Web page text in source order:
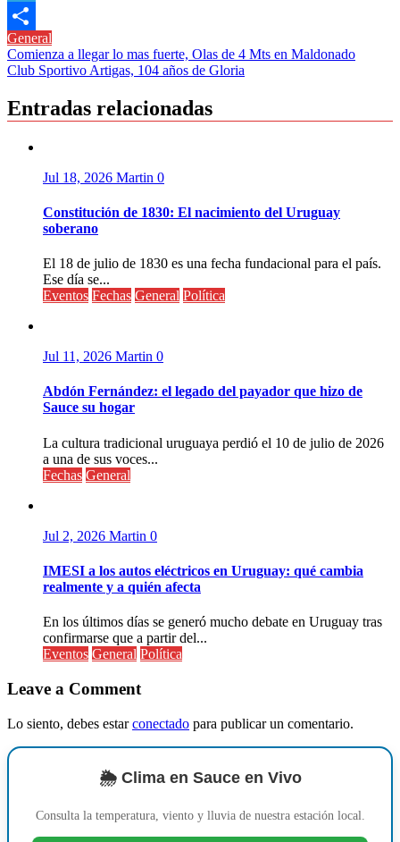
Link
Telegram
Compartir
General
Navegación
de
entradas
Comienza a llegar lo mas fuerte, Olas de 4 Mts en Maldonado
Club Sportivo Artigas, 104 años de Gloria
Entradas relacionadas
Jul 18, 2026 Martin 0
Constitución de 1830: El nacimiento del Uruguay
soberano
El 18 de julio de 1830 es una fecha fundacional para el país.
Ese día se...
Eventos Fechas General Política
Jul 11, 2026 Martin 0
Abdón Fernández: el legado del payador que hizo de
Sauce su hogar
La cultura tradicional uruguaya perdió el 10 de julio de 2026
a una de sus voces...
Fechas General
Jul 2, 2026 Martin 0
IMESI a los autos eléctricos en Uruguay: qué cambia
realmente y a quién afecta
En los últimos días se generó mucho debate en Uruguay tras
confirmarse que a partir del...
Eventos General Política
Leave a Comment
Lo siento, debes estarconectado para publicar un comentario.
🌦️ Clima en Sauce en Vivo
Consulta la temperatura, viento y lluvia de nuestra estación local.